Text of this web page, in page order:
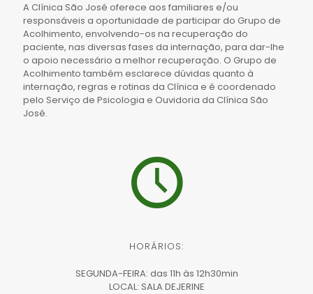
A Clínica São José oferece aos familiares e/ou
responsáveis a oportunidade de participar do Grupo de
Acolhimento, envolvendo-os na recuperação do
paciente, nas diversas fases da internação, para dar-lhe
o apoio necessário a melhor recuperação. O Grupo de
Acolhimento também esclarece dúvidas quanto à
internação, regras e rotinas da Clínica e é coordenado
pelo Serviço de Psicologia e Ouvidoria da Clínica São
José.
HORÁRIOS:
SEGUNDA-FEIRA: das 11h às 12h30min
LOCAL: SALA DEJERINE